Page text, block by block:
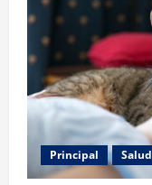
Principal Salud